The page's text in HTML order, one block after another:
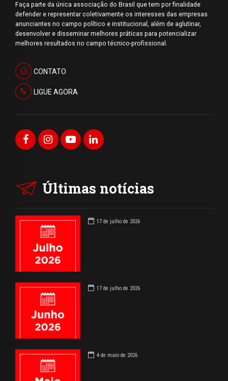
Faça parte da única associação do Brasil que tem por finalidade
defender e representar coletivamente os interesses das empresas
anunciantes no campo político e institucional, além de aglutinar,
desenvolver e disseminar melhores práticas para potencializar
melhores resultados no campo técnico-profissional.
CONTATO
LIGUE AGORA
Últimas notícias
17 de julho de 2026
17 de julho de 2026
4 de maio de 2026